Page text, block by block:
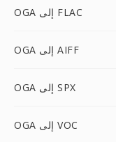
OGA إلى FLAC
OGA إلى AIFF
OGA إلى SPX
OGA إلى VOC